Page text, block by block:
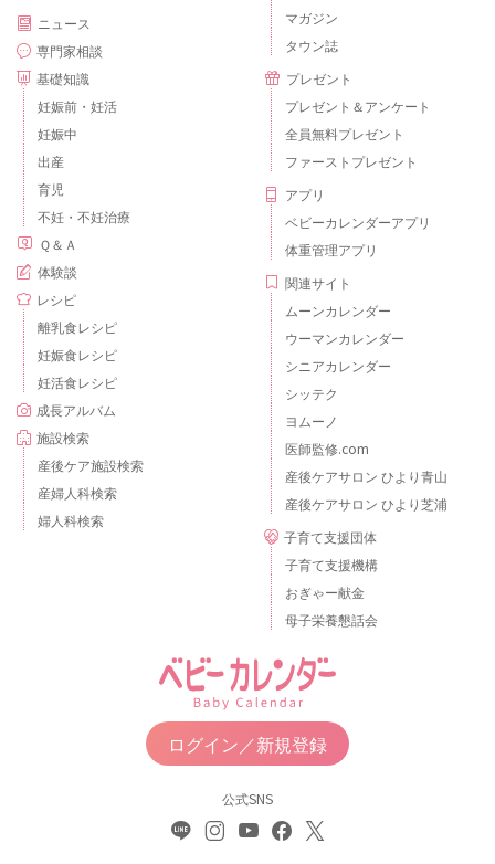
ニュース
専門家相談
基礎知識
妊娠前・妊活
妊娠中
出産
育児
不妊・不妊治療
Ｑ＆Ａ
体験談
レシピ
離乳食レシピ
妊娠食レシピ
妊活食レシピ
成長アルバム
施設検索
産後ケア施設検索
産婦人科検索
婦人科検索
マガジン
タウン誌
プレゼント
プレゼント＆アンケート
全員無料プレゼント
ファーストプレゼント
アプリ
ベビーカレンダーアプリ
体重管理アプリ
関連サイト
ムーンカレンダー
ウーマンカレンダー
シニアカレンダー
シッテク
ヨムーノ
医師監修.com
産後ケアサロン ひより青山
産後ケアサロン ひより芝浦
子育て支援団体
子育て支援機構
おぎゃー献金
母子栄養懇話会
ログイン／新規登録
公式SNS